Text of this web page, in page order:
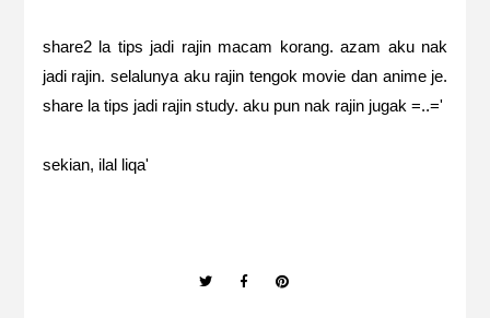
share2 la tips jadi rajin macam korang. azam aku nak
jadi rajin. selalunya aku rajin tengok movie dan anime je.
share la tips jadi rajin study. aku pun nak rajin jugak =..='
sekian, ilal liqa'